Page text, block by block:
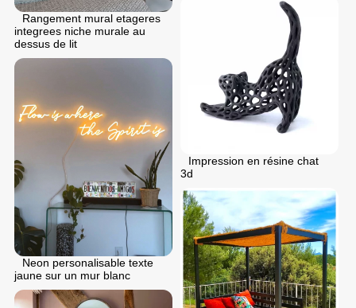
Rangement mural etageres
integrees niche murale au
dessus de lit
Impression en résine chat
3d
Neon personalisable texte
jaune sur un mur blanc